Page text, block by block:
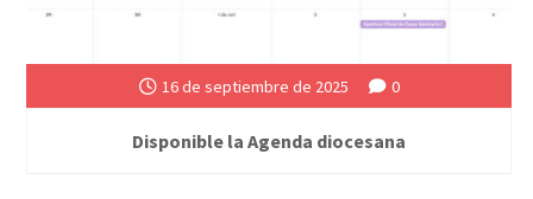
16 de septiembre de 2025 0
Disponible la Agenda diocesana